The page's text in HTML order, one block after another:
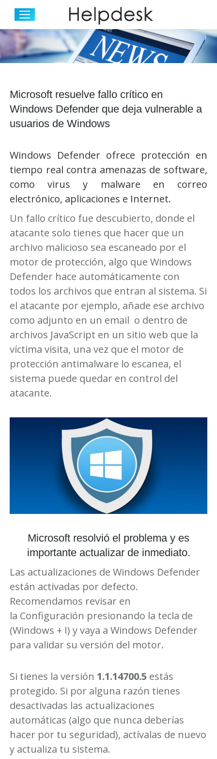
Microsoft resuelve fallo crítico en
Windows Defender que deja vulnerable a
usuarios de Windows
Windows Defender ofrece protección en
tiempo real contra amenazas de software,
como virus y malware en correo
electrónico, aplicaciones e Internet.
Un fallo crítico fue descubierto, donde el
atacante solo tienes que hacer que un
archivo malicioso sea escaneado por el
motor de protección, algo que Windows
Defender hace automáticamente con
todos los archivos que entran al sistema. Si
el atacante por ejemplo, añade ese archivo
como adjunto en un email o dentro de
archivos JavaScript en un sitio web que la
víctima visita, una vez que el motor de
protección antimalware lo escanea, el
sistema puede quedar en control del
atacante.
Microsoft resolvió el problema y es
importante actualizar de inmediato.
Las actualizaciones de Windows Defender
están activadas por defecto.
Recomendamos revisar en
la Configuración presionando la tecla de
(Windows + I) y vaya a Windows Defender
para validar su versión del motor.
Si tienes la versión 1.1.14700.5 estás
protegido. Si por alguna razón tienes
desactivadas las actualizaciones
automáticas (algo que nunca deberías
hacer por tu seguridad), actívalas de nuevo
y actualiza tu sistema.